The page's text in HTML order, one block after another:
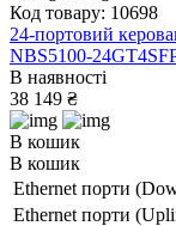
Код товару: 10698
24-портовий
NBS5100-
В наявності
38 149 ₴
В кошик
В кошик
Ethernet порти
Ethernet порти